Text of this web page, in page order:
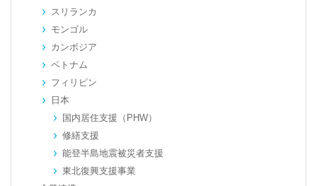
スリランカ
モンゴル
カンボジア
ベトナム
フィリピン
日本
国内居住支援（PHW）
修繕支援
能登半島地震被災者支援
東北復興支援事業